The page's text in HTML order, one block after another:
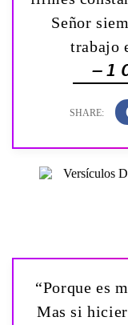
Señor
trabajo
— 1
“Porque es
Mas si